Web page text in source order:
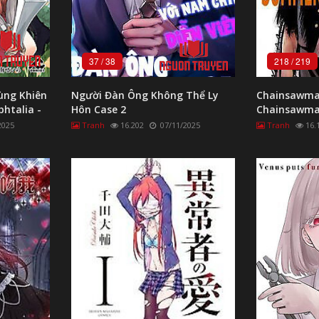
Khiên
-
Khien
37 / 38
Người Đàn Ông Không Thể Ly
Hôn Case 2
Tranh 16.202 07/11/2025
218 /219
Tranh